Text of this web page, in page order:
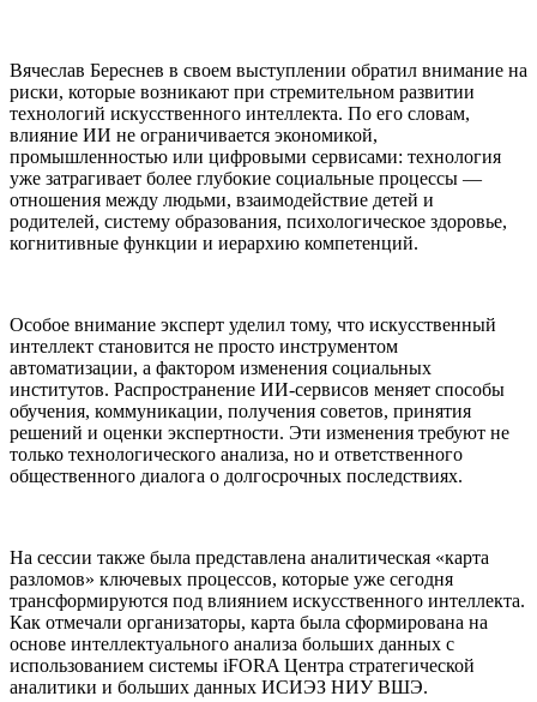
Вячеслав Береснев в своем выступлении обратил внимание на
риски, которые возникают при стремительном развитии
технологий искусственного интеллекта. По его словам,
влияние ИИ не ограничивается экономикой,
промышленностью или цифровыми сервисами: технология
уже затрагивает более глубокие социальные процессы —
отношения между людьми, взаимодействие детей и
родителей, систему образования, психологическое здоровье,
когнитивные функции и иерархию компетенций.
Особое внимание эксперт уделил тому, что искусственный
интеллект становится не просто инструментом
автоматизации, а фактором изменения социальных
институтов. Распространение ИИ-сервисов меняет способы
обучения, коммуникации, получения советов, принятия
решений и оценки экспертности. Эти изменения требуют не
только технологического анализа, но и ответственного
общественного диалога о долгосрочных последствиях.
На сессии также была представлена аналитическая «карта
разломов» ключевых процессов, которые уже сегодня
трансформируются под влиянием искусственного интеллекта.
Как отмечали организаторы, карта была сформирована на
основе интеллектуального анализа больших данных с
использованием системы iFORA Центра стратегической
аналитики и больших данных ИСИЭЗ НИУ ВШЭ.